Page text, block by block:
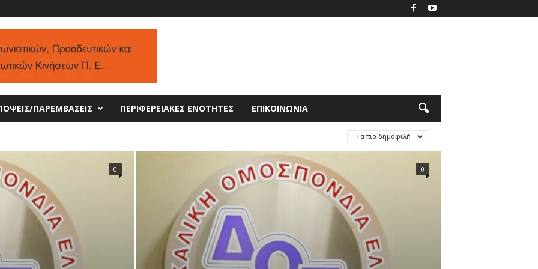
ΠΑΡΕΜΒΑΣΕΙΣ ΠΕΡΙΦΕΡΕΙΑΚΕΣ ΕΝΟΤΗΤΕΣ ΕΠΙΚΟΙΝΩΝΙΑ
Τα πιο δημοφιλή
0 0